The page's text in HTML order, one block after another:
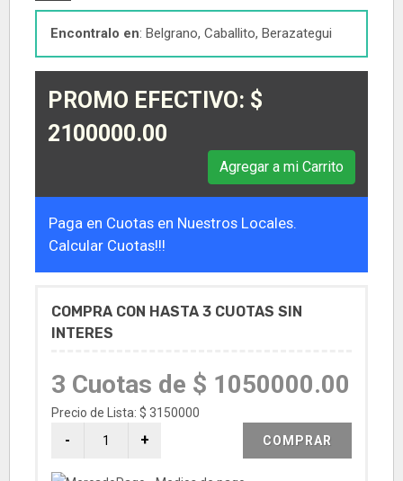
Encontralo en: Belgrano, Caballito, Berazategui
PROMO EFECTIVO: $
2100000.00
Agregar a mi Carrito
Paga en Cuotas en Nuestros Locales.
Calcular Cuotas!!!
COMPRA CON HASTA 3 CUOTAS SIN
INTERES
3 Cuotas de $ 1050000.00
Precio de Lista: $ 3150000
COMPRAR